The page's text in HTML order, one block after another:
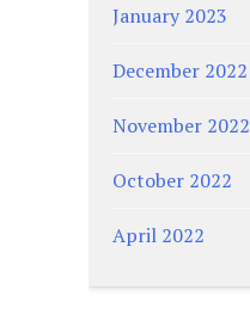
January 2023
December 2022
November 2022
October 2022
April 2022